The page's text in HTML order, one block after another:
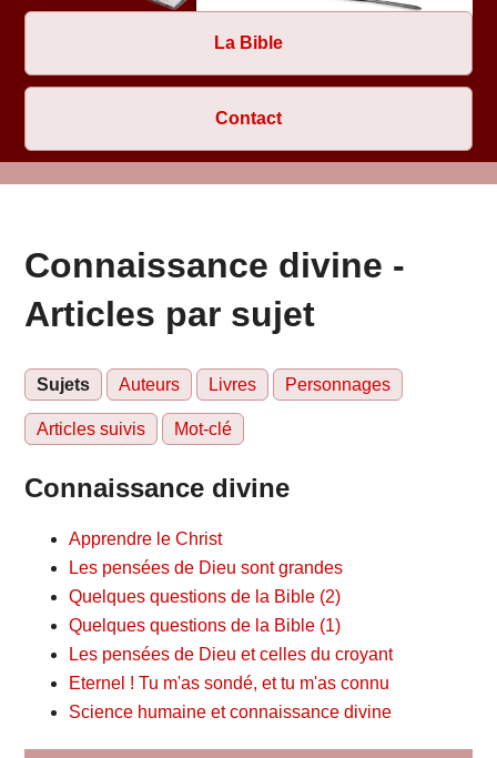
La Bible
Contact
Connaissance divine -
Articles par sujet
Sujets Auteurs Livres Personnages
Articles suivis Mot-clé
Connaissance divine
Apprendre le Christ
Les pensées de Dieu sont grandes
Quelques questions de la Bible (2)
Quelques questions de la Bible (1)
Les pensées de Dieu et celles du croyant
Eternel ! Tu m'as sondé, et tu m'as connu
Science humaine et connaissance divine